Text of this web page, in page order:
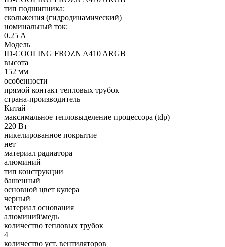
тип подшипника:
скольжения (гидродинамический)
номинальный ток:
0.25 А
Модель
ID-COOLING FROZN A410 ARGB
высота
152 мм
особенности
прямой контакт тепловых трубок
страна-производитель
Китай
максимальное тепловыделение процессора (tdp)
220 Вт
никелированное покрытие
нет
материал радиатора
алюминий
тип конструкции
башенный
основной цвет кулера
черный
материал основания
алюминий\медь
количество тепловых трубок
4
количество уст. вентиляторов